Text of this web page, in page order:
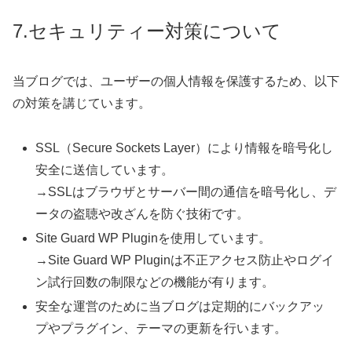
7.セキュリティー対策について
当ブログでは、ユーザーの個人情報を保護するため、以下
の対策を講じています。
SSL（Secure Sockets Layer）により情報を暗号化し
安全に送信しています。
→SSLはブラウザとサーバー間の通信を暗号化し、デ
ータの盗聴や改ざんを防ぐ技術です。
Site Guard WP Pluginを使用しています。
→Site Guard WP Pluginは不正アクセス防止やログイ
ン試行回数の制限などの機能が有ります。
安全な運営のために当ブログは定期的にバックアッ
プやプラグイン、テーマの更新を行います。